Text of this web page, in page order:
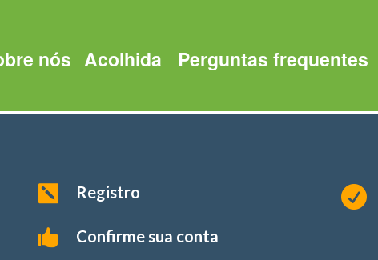
nós Acolhida Perguntas frequentes
 Registro
 Confirme sua conta
